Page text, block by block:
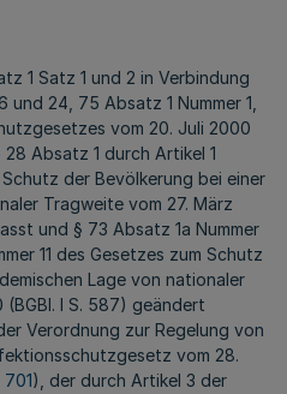
1 Satz 1 und 2 in Verbindung
und 24, 75 Absatz 1 Nummer 1,
vom 20. Juli 2000
28 Absatz 1 durch Artikel 1
der Bevölkerung bei einer
Tragweite vom 27. März
und § 73 Absatz 1a Nummer
11 des Gesetzes zum Schutz
Lage von nationaler
I S. 587) geändert
Verordnung zur Regelung von
vom 28.
701), der durch Artikel 3 der